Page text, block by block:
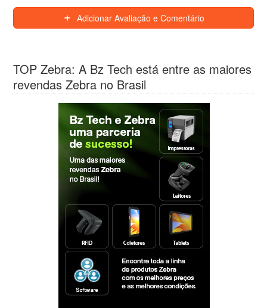
Adicionar Avaliação e Comentário
TOP Zebra: A Bz Tech está entre as maiores
revendas Zebra no Brasil